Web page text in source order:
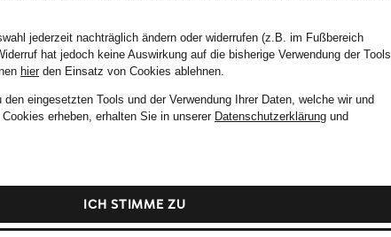
jederzeit nachträglich ändern oder widerrufen (z.B. im Fußbereich
hat jedoch keine Auswirkung auf die bisherige Verwendung der Tools
hierden Einsatz von Cookies ablehnen.
eingesetzten Tools und der Verwendung Ihrer Daten, welche wir und
erheben, erhalten Sie in unserer Datenschutzerklärung und
ICH STIMME ZU